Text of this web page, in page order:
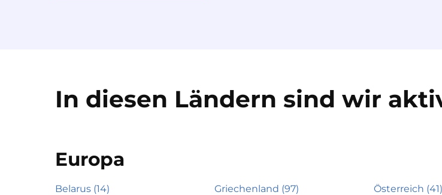
In diesen Ländern sind wir
Europa
Belarus (14)
Griechenland (97)
Österreich (41)